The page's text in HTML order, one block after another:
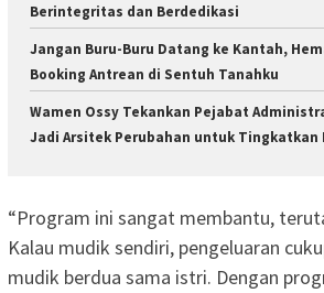
Berintegritas dan Berdedikasi
Jangan Buru-Buru Datang ke Kantah,
Booking Antrean di Sentuh Tanahku
Wamen Ossy Tekankan Pejabat
Jadi Arsitek Perubahan untuk Tingkatkan
“Program ini sangat membantu,
Kalau mudik sendiri, pengeluaran
mudik berdua sama istri. Dengan